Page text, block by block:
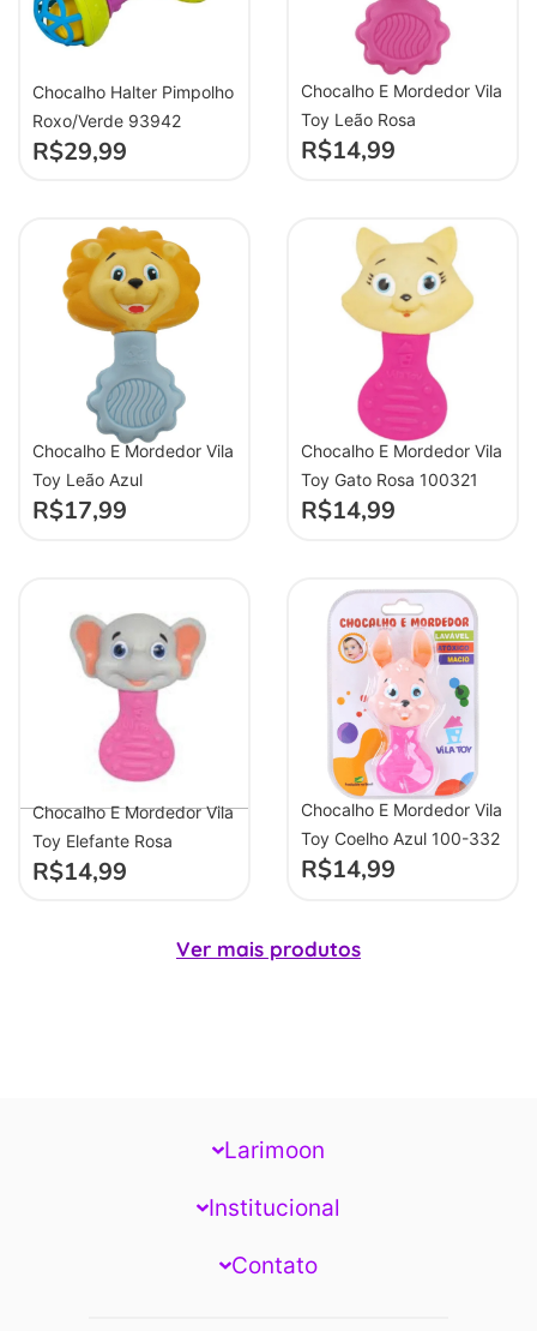
Chocalho Halter Pimpolho
Roxo/Verde 93942
R$29,99
Chocalho E Mordedor Vila
Toy Leão Rosa
R$14,99
Chocalho E Mordedor Vila
Toy Leão Azul
R$17,99
Chocalho E Mordedor Vila
Toy Gato Rosa 100321
R$14,99
Chocalho E Mordedor Vila
Toy Elefante Rosa
R$14,99
Chocalho E Mordedor Vila
Toy Coelho Azul 100-332
R$14,99
Ver mais produtos
Larimoon
Institucional
Contato